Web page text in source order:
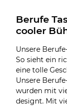
Berufe
cooler
Unsere
So sieht ein
eine tolle
Unsere
wurden mit
designt. Mit